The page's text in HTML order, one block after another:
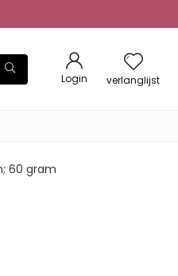
Login verlanglijst
60 gram